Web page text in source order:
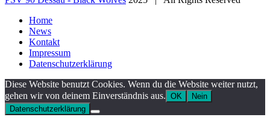
Home
News
Kontakt
Impressum
Datenschutzerklärung
Diese Website benutzt Cookies. Wenn du die Website weiter nutzt,
gehen wir von deinem Einverständnis aus. OK
Nein
Datenschutzerklärung